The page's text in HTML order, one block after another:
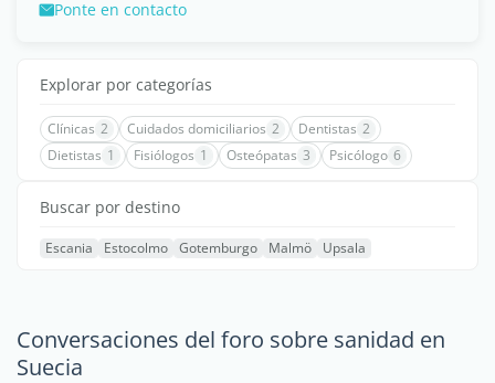
Ponte en contacto
Explorar por categorías
Clínicas 2 Cuidados domiciliarios 2 Dentistas 2
Dietistas 1 Fisiólogos 1 Osteópatas 3 Psicólogo 6
Buscar por destino
Escania Estocolmo Gotemburgo Malmö Upsala
Conversaciones del foro sobre sanidad en
Suecia